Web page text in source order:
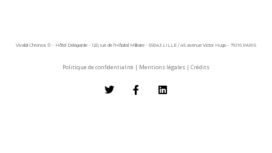
Vivaldi Chronos © - Hôtel Delagarde - 120, rue de l'Hôpital Militaire - 59043 LILLE / 45 avenue Victor Hugo - 75116 PARIS
Politique de confidentialité | Mentions légales | Crédits